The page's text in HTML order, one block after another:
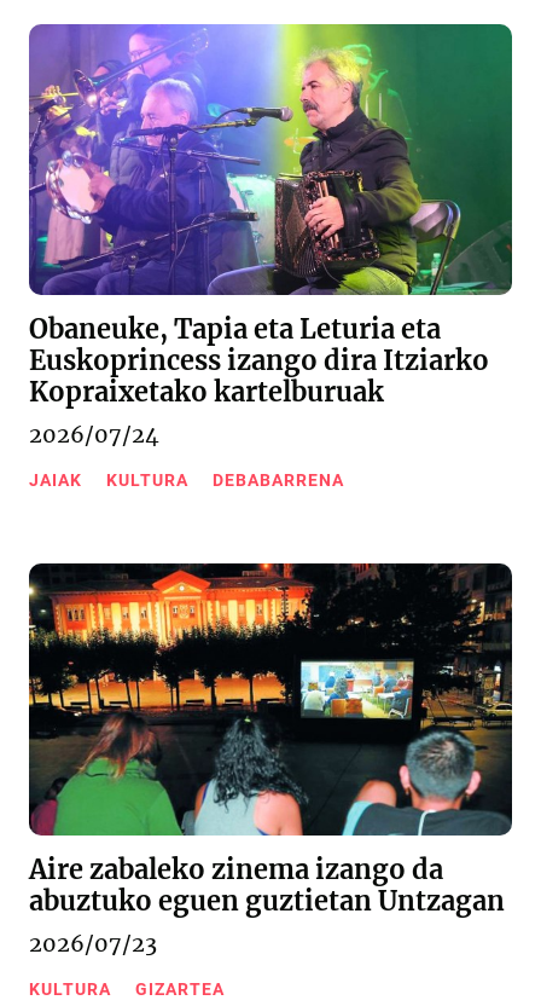
Obaneuke, Tapia eta Leturia eta
Euskoprincess izango dira Itziarko
Kopraixetako kartelburuak
2026/07/24
JAIAK KULTURA DEBABARRENA
Aire zabaleko zinema izango da
abuztuko eguen guztietan Untzagan
2026/07/23
KULTURA GIZARTEA